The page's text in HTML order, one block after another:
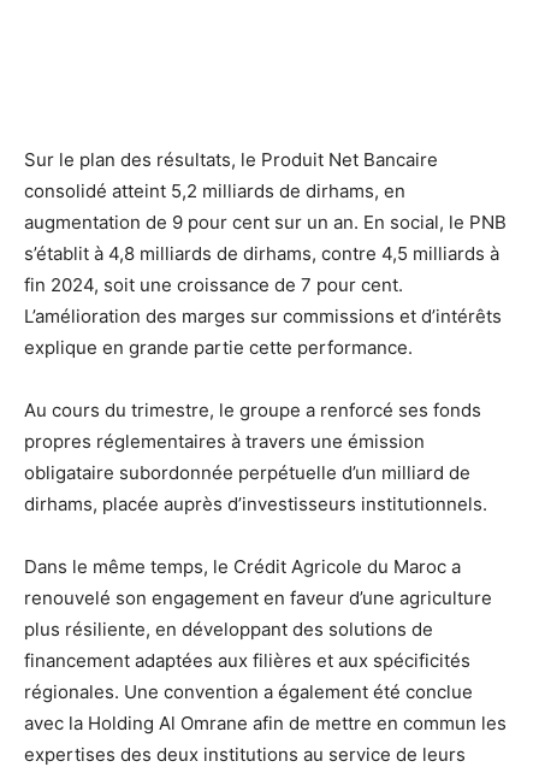
Sur le plan des résultats, le Produit Net Bancaire
consolidé atteint 5,2 milliards de dirhams, en
augmentation de 9 pour cent sur un an. En social, le PNB
s’établit à 4,8 milliards de dirhams, contre 4,5 milliards à
fin 2024, soit une croissance de 7 pour cent.
L’amélioration des marges sur commissions et d’intérêts
explique en grande partie cette performance.
Au cours du trimestre, le groupe a renforcé ses fonds
propres réglementaires à travers une émission
obligataire subordonnée perpétuelle d’un milliard de
dirhams, placée auprès d’investisseurs institutionnels.
Dans le même temps, le Crédit Agricole du Maroc a
renouvelé son engagement en faveur d’une agriculture
plus résiliente, en développant des solutions de
financement adaptées aux filières et aux spécificités
régionales. Une convention a également été conclue
avec la Holding Al Omrane afin de mettre en commun les
expertises des deux institutions au service de leurs